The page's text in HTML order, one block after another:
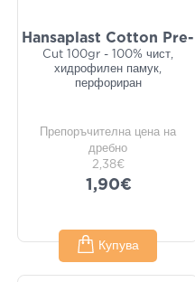
Hansaplast Cotton Pre-
Cut 100gr - 100% чист,
хидрофилен памук,
перфориран
Препоръчителна цена на
дребно
2,38€
1,90€
Купува